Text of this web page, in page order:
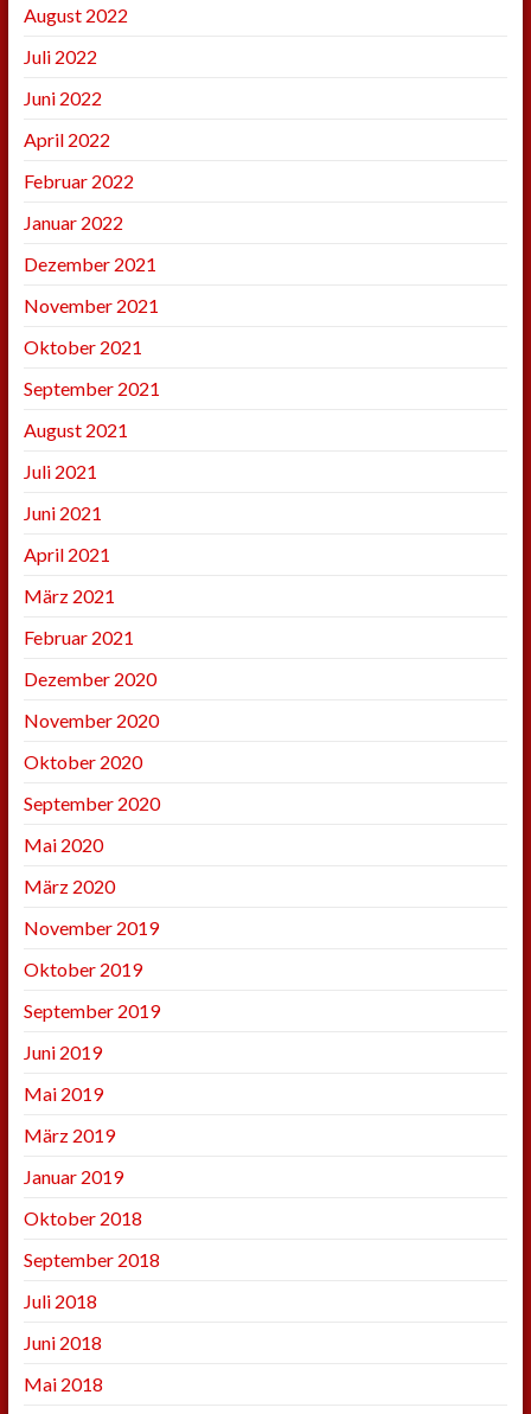
August 2022
Juli 2022
Juni 2022
April 2022
Februar 2022
Januar 2022
Dezember 2021
November 2021
Oktober 2021
September 2021
August 2021
Juli 2021
Juni 2021
April 2021
März 2021
Februar 2021
Dezember 2020
November 2020
Oktober 2020
September 2020
Mai 2020
März 2020
November 2019
Oktober 2019
September 2019
Juni 2019
Mai 2019
März 2019
Januar 2019
Oktober 2018
September 2018
Juli 2018
Juni 2018
Mai 2018